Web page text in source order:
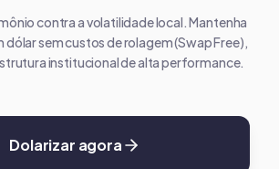
contra a volatilidade local. Mantenha
dólar sem custos de rolagem (Swap Free),
institucional de alta performance.
Dolarizar agora